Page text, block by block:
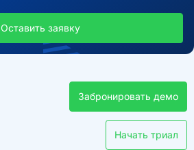
Оставить заявку
Забронировать демо
Начать триал